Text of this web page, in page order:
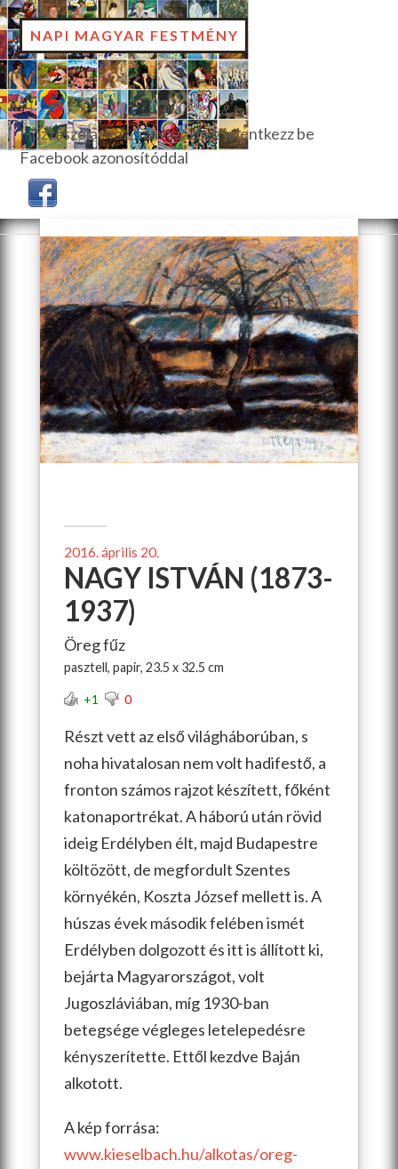
NAPI MAGYAR FESTMÉNY
Hozzászóláshoz, szavazáshoz jelentkezz be
Facebook azonosítóddal
2016. április 20.
NAGY ISTVÁN (1873-
1937)
Öreg fűz
pasztell, papír, 23.5 x 32.5 cm
+1 0
Részt vett az első világháborúban, s
noha hivatalosan nem volt hadifestő, a
fronton számos rajzot készített, főként
katonaportrékat. A háború után rövid
ideig Erdélyben élt, majd Budapestre
költözött, de megfordult Szentes
környékén, Koszta József mellett is. A
húszas évek második felében ismét
Erdélyben dolgozott és itt is állított ki,
bejárta Magyarországot, volt
Jugoszláviában, míg 1930-ban
betegsége végleges letelepedésre
kényszerítette. Ettől kezdve Baján
alkotott.
A kép forrása:
www.kieselbach.hu/alkotas/oreg-